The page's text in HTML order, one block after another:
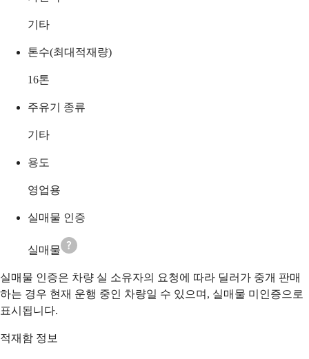
기타
톤수(최대적재량)
16톤
주유기 종류
기타
용도
영업용
실매물 인증
실매물
실매물 인증은 차량 실 소유자의 요청에 따라 딜러가 중개 판매
하는 경우 현재 운행 중인 차량일 수 있으며, 실매물 미인증으로
표시됩니다.
적재함 정보